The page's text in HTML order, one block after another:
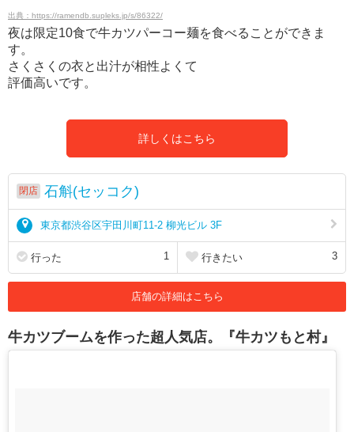
出典：https://ramendb.supleks.jp/s/86322/
夜は限定10食で牛カツパーコー麺を食べることができま
す。
さくさくの衣と出汁が相性よくて
評価高いです。
詳しくはこちら
閉店 石斛(セッコク)
東京都渋谷区宇田川町11-2 柳光ビル 3F
行った 1 行きたい 3
店舗の詳細はこちら
牛カツブームを作った超人気店。『牛カツもと村』